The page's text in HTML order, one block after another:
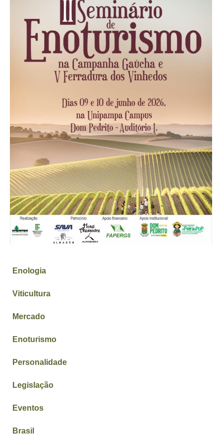
Enologia
Viticultura
Mercado
Enoturismo
Personalidade
Legislação
Eventos
Brasil